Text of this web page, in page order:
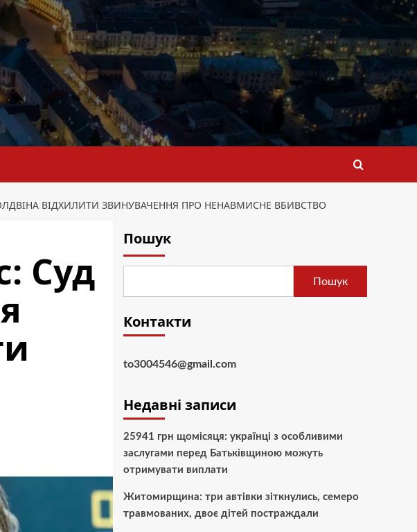
ВІДХИЛИТИ ЗВИНУВАЧЕННЯ ПРО НЕНАВМИСНЕ ВБИВСТВО
Суд
Пошук
Пошук
Контакти
to3004546@gmail.com
Недавні записи
25941 грн щомісяця: українці з особливими
заслугами перед Батьківщиною можуть
отримувати виплати
Житомирщина: три автівки зіткнулись, семеро
травмованих, двоє дітей постраждали